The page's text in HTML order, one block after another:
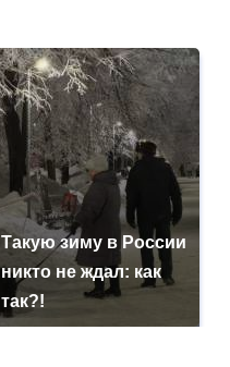
Такую зиму в России
никто не ждал: как
так?!